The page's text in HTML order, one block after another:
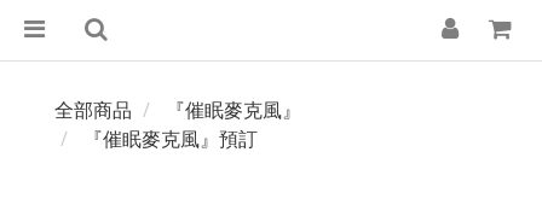
全部商品
『催眠麥克風』
『催眠麥克風』預訂